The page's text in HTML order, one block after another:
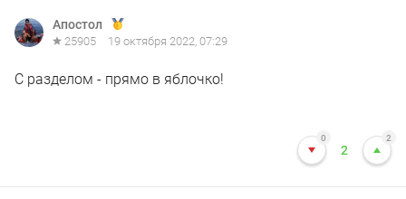
Апостол
25905 19 октября 2022, 07:29
С разделом - прямо в яблочко!
0
2
2